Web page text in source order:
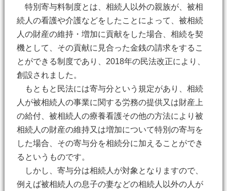
特別寄与料制度とは、相続人以外の親族が、被相
続人の看護や介護などをしたことによって、被相続
人の財産の維持・増加に貢献をした場合、相続を契
機として、その貢献に見合った金銭の請求をするこ
とができる制度であり、2018年の民法改正により、
創設されました。
もともと民法には寄与分という規定があり、相続
人が被相続人の事業に関する労務の提供又は財産上
の給付、被相続人の療養看護その他の方法により被
相続人の財産の維持又は増加について特別の寄与を
した場合、その寄与分を相続分に加えることができ
るというものです。
しかし、寄与分は相続人が対象となりますので、
例えば被相続人の息子の妻などの相続人以外の人が